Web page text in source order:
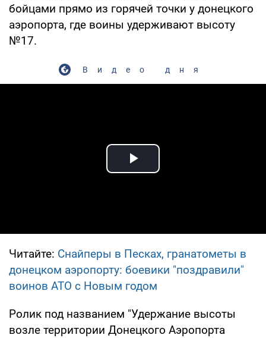
бойцами прямо из горячей точки у донецкого
аэропорта, где воины удерживают высоту
№17.
Видео дня
Play Video
Читайте: Снайперы в Песках, гранатометы в
донецком аэропорту: боевики "поздравили"
воинов АТО с Новым годом
Ролик под названием "Удержание высоты
возле территории Донецкого Аэропорта